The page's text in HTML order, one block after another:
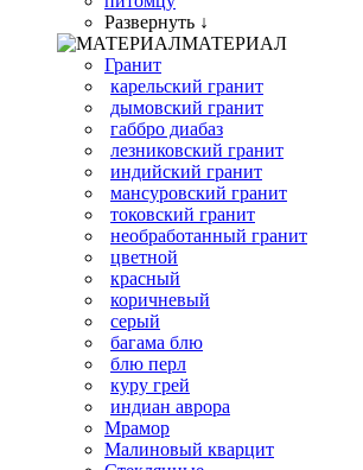
Развернуть ↓
МАТЕРИАЛ
Гранит
карельский гранит
дымовский гранит
габбро диабаз
лезниковский гранит
индийский гранит
мансуровский гранит
токовский гранит
необработанный гранит
цветной
красный
коричневый
серый
багама блю
блю перл
куру грей
индиан аврора
Мрамор
Малиновый кварцит